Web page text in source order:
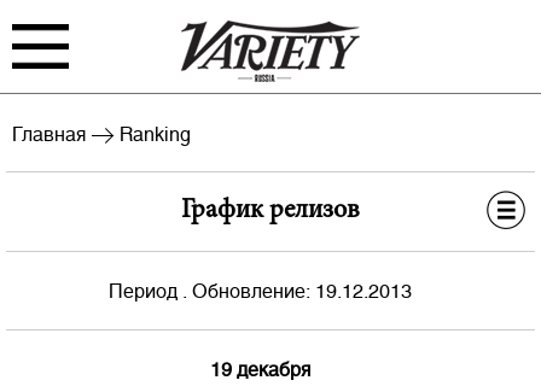
FILM
ARCHIVE
Главная Ranking
График релизов
Бокс-офис СНГ
США
ТВ РФ 18+
Период . Обновление: 19.12.2013
19 декабря